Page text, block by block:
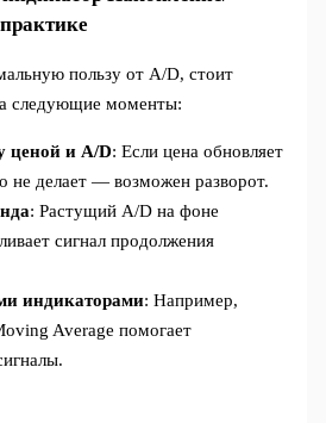
пользу от A/D, стоит
следующие моменты:
ценой и A/D: Если цена обновляет
не делает — возможен разворот.
: Растущий A/D на фоне
сигнал продолжения
индикаторами: Например,
Average помогает